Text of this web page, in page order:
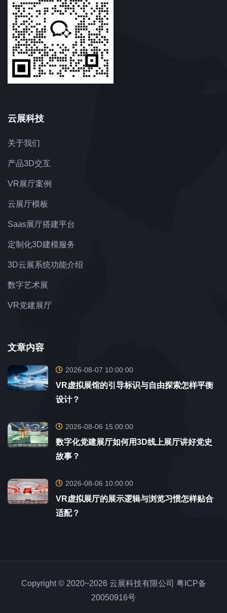
云展科技
关于我们
产品3D交互
VR展厅案例
云展厅模板
Saas展厅搭建平台
定制化3D建模服务
3D云展系统功能介绍
数字艺术展
VR党建展厅
文章内容
2026-08-07 10:00:00
VR虚拟展馆的引导标识与自由探索怎样平衡
设计？
2026-08-06 15:00:00
数字化党建展厅如何用3D线上展厅讲好党史
故事？
2026-08-06 10:00:00
VR虚拟展厅的展示逻辑与浏览习惯怎样贴合
适配？
Copyright © 2020~2026 云展科技有限公司 粤ICP备
20050916号